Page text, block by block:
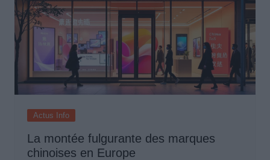
Actus Info
La montée fulgurante des marques
chinoises en Europe